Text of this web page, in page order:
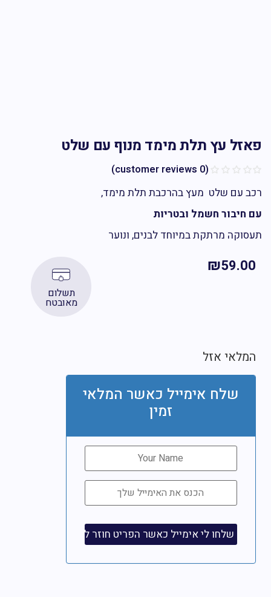
עץ תלת מימד מנוף עם שלט
עם שלט מעץ בהרכבת תלת מימד,
חשמל ובטריות
מרתקת במיוחד לבנים, ונוער
₪
תשלום
מאובטח
אזל
שלח אימייל כאשר המלאי
זמין